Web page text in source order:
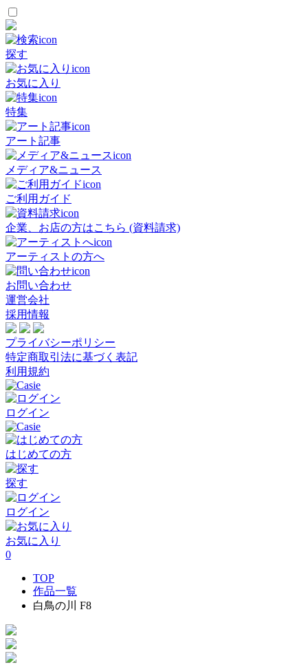
探す
お気に入り
特集
アート記事
メディア&ニュース
ご利用ガイド
企業、お店の方はこちら (資料請求)
アーティストの方へ
お問い合わせ
運営会社
採用情報
プライバシーポリシー
特定商取引法に基づく表記
利用規約
ログイン
はじめての方
探す
ログイン
お気に入り
0
TOP
作品一覧
白鳥の川 F8